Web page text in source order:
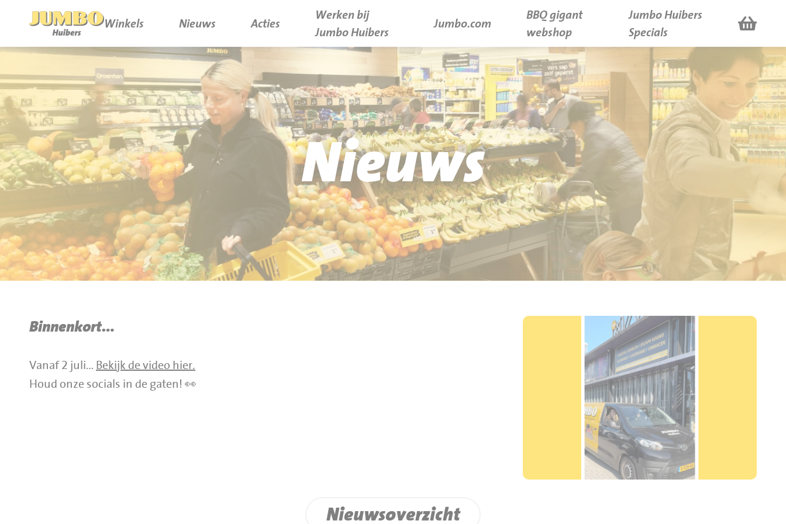
Winkels Nieuws Acties
Werken bij
Jumbo Huibers
Jumbo.com
BBQ gigant
webshop
Jumbo Huibers
Specials
P.W.A. Park
Bruïneplein
Petenbos
Nieuws
Acties
Werken bij Jumbo Huibers
Vacatures en Solliciteren
Werken en leren
Jumbo.com
BBQ gigant webshop
Nieuws
Binnenkort…
Vanaf 2 juli… Bekijk de video hier.
Houd onze socials in de gaten! 👀
Nieuwsoverzicht